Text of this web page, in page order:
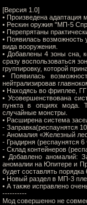
[Версия 1.0]
• Произведена адаптация
• Рескин оружия "МП-5
• Перепрятаны
• Появилась возможность
вида вооружения.
• Добавлены 4 зоны сна,
сразу воспользоваться
группировку, которой
• Появилась
нейтрализировав
• Находясь во фриплее,
• Усовершенствована
пункта в опциях мода.
случайные монстры.
• Расширена система
- Заправка(респаунятся
- Аномалия «Железный
- Градирня (респаунятся 6
- Склад контейнеров
• Добавлено аномалий:
аномалии на Юпитере и
будет составлять порядка
• Новый раздел в МП-3
• А также исправлено
----------
Мод совершенно не